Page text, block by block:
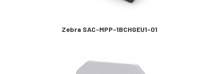
Zebra SAC-MPP-1BCHGEU1-01